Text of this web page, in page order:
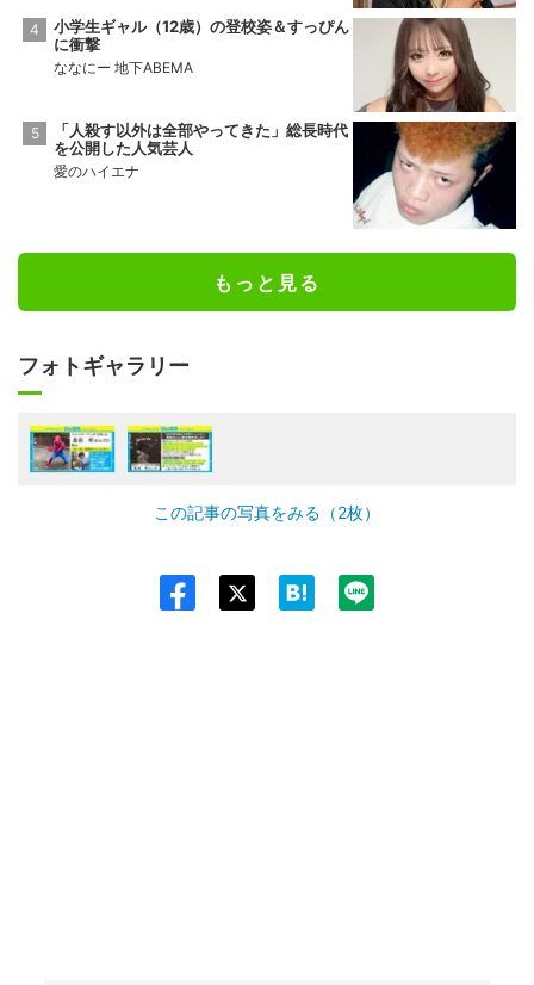
小学生ギャル（12歳）の登校姿＆すっぴん
に衝撃
ななにー 地下ABEMA
「人殺す以外は全部やってきた」総長時代
を公開した人気芸人
愛のハイエナ
もっと見る
フォトギャラリー
この記事の写真をみる（2枚）